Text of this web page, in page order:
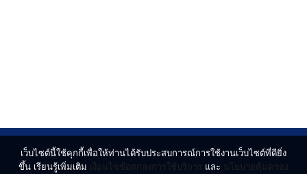
เว็บไซต์นี้ใช้คุกกี้เพื่อให้ท่านได้รับประสบการณ์การใช้งานเว็บไซต์ที่ดียิ่ง
ขึ้น เรียนรู้เพิ่มเติม เงื่อนไขข้อตกลงการใช้บริการ และ นโยบายคุ้มครอง